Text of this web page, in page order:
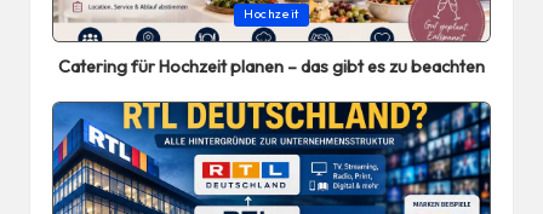
Posted
in
Hochzeit
Catering für Hochzeit planen – das gibt es zu beachten